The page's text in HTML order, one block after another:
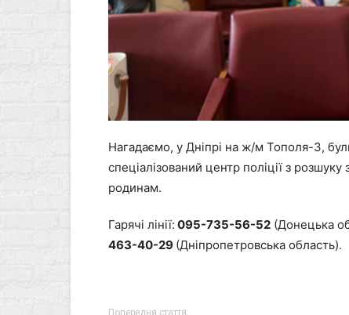
Нагадаємо, у Дніпрі на ж/м Тополя-3,
спеціалізований центр поліції з
родинам.
Гарячі лінії: 095-735-56-52 (Донецька
463-40-29 (Дніпропетровська область).
Попередня стаття